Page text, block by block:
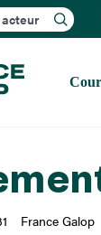
France Galop